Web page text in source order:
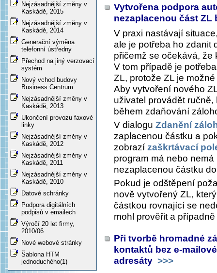
Nejzásadnější změny v
Kaskádě, 2015
Nejzásadnější změny v
Kaskádě, 2014
Generační výměna
telefonní ústředny
Přechod na jiný verzovací
systém
Nový vchod budovy
Business Centrum
Nejzásadnější změny v
Kaskádě, 2013
Ukončení provozu faxové
linky
Nejzásadnější změny v
Kaskádě, 2012
Nejzásadnější změny v
Kaskádě, 2011
Nejzásadnější změny v
Kaskádě, 2010
Datové schránky
Podpora digitálních
podpisů v emailech
Výročí 20 let firmy,
2010/06
Nové webové stránky
Šablona HTM
jednoduchého(1)
Vytvořena podpora
nezaplacenou část
V praxi nastávají
ale je potřeba ho zdanit
přičemž se očekává,
V tom případě je
ZL, protože ZL je
Aby vytvoření nového
uživatel provádět
během zdaňování
V dialogu Zdanění
zaplacenou částku a
zobrazí zaškrtávací
program má nebo
nezaplacenou částku
Pokud je odštěpení
nově vytvořený ZL,
částkou rovnající se
mohl prověřit a
Při tvorbě hromadné
kontaktů bez e-
adresáty >>>